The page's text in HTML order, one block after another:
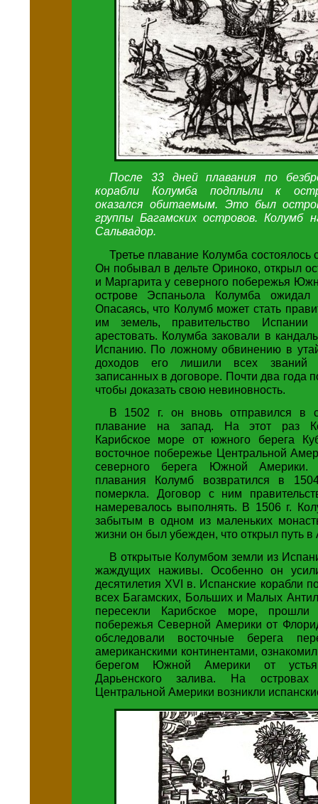
После 33 дней плавания по
корабли Колумба подплыли к
оказался обитаемым. Это был
группы Багамских островов. Колумб
Сальвадор.
Третье плавание Колумба состоялось
Он побывал в дельте Ориноко, открыл
и Маргарита у северного побережья
острове Эспаньола Колумба ожидал
Опасаясь, что Колумб может стать
им земель, правительство Испании
арестовать. Колумба заковали в
Испанию. По ложному обвинению в
доходов его лишили всех званий
записанных в договоре. Почти два года
чтобы доказать свою невиновность.
В 1502 г. он вновь отправился в
плавание на запад. На этот раз
Карибское море от южного берега
восточное побережье Центральной
северного берега Южной Америки.
плавания Колумб возвратился в
померкла. Договор с ним
намеревалось выполнять. В 1506 г.
забытым в одном из маленьких
жизни он был убежден, что открыл путь в
В открытые Колумбом земли из
жаждущих наживы. Особенно он
десятилетия XVI в. Испанские корабли
всех Багамских, Больших и Малых
пересекли Карибское море,
побережья Северной Америки от
обследовали восточные берега
американскими континентами,
берегом Южной Америки от
Дарьенского залива. На
Центральной Америки возникли